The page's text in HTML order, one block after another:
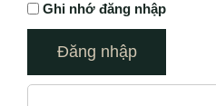
Ghi nhớ đăng nhập